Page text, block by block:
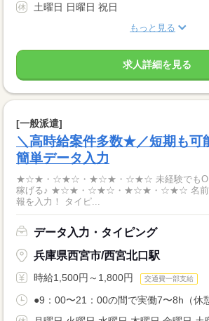
土曜日 日曜日 祝日
もっと見る
求人詳細を見る
[一般派遣]
＼高時給案件多数★／短期も可
簡単データ入力
★☆★・☆★☆・★☆★・☆★☆ 未経験でも
稼げる♪ ★☆★・☆★☆・★☆★・☆★☆ 名前や住所など、登録情
報を入力！ タイピ...
データ入力・タイピング
兵庫県西宮市/西宮北口駅
時給1,500円～1,800円 交通費一部支給
●9：00〜21：00の間で実働7〜8h（休